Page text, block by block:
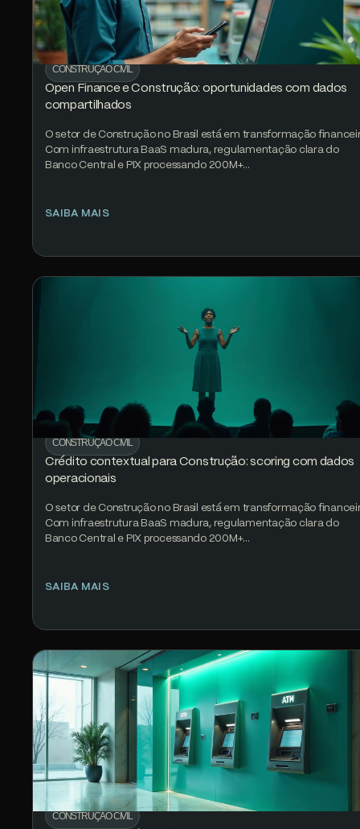
CONSTRUÇÃO CIVIL
Open Finance e Construção: oportunidades com dados
compartilhados
O setor de Construção no Brasil está em transformação
Com infraestrutura BaaS madura, regulamentação clara do
Banco Central e PIX processando 200M+…
SAIBA MAIS
CONSTRUÇÃO CIVIL
Crédito contextual para Construção: scoring com dados
operacionais
O setor de Construção no Brasil está em transformação
Com infraestrutura BaaS madura, regulamentação clara do
Banco Central e PIX processando 200M+…
SAIBA MAIS
CONSTRUÇÃO CIVIL